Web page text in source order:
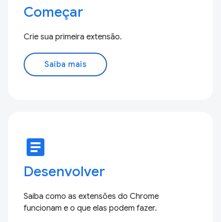
Começar
Crie sua primeira extensão.
Saiba mais
article
Desenvolver
Saiba como as extensões do Chrome
funcionam e o que elas podem fazer.